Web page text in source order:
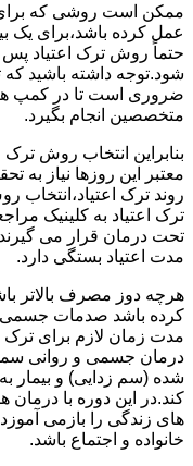
ممکن است روشی که برای
عمل کرده باشد،برای یک
حتماً روش ترک اعتیاد
شود.توجه داشته باشید
ضروری است تا در کمپ
متخصصین انجام بگیرد.
بنابراین انتخاب روش ترک
معتبر این روزها نیاز به
روند ترک اعتیاد،انتخاب
ترک اعتیاد به کلینیک
تحت درمان قرار می
مدت اعتیاد بستگی دارد.
هرچه دوز مصرف بالاتر
کرده باشد صدمات جسمی
مدت زمان لازم برای
درمان جسمی و روانی
شده (سم زدایی) و بیمار
کند.در این دوره با
های زندگی را بازمی آموزد
خانواده و اجتماع باشد.